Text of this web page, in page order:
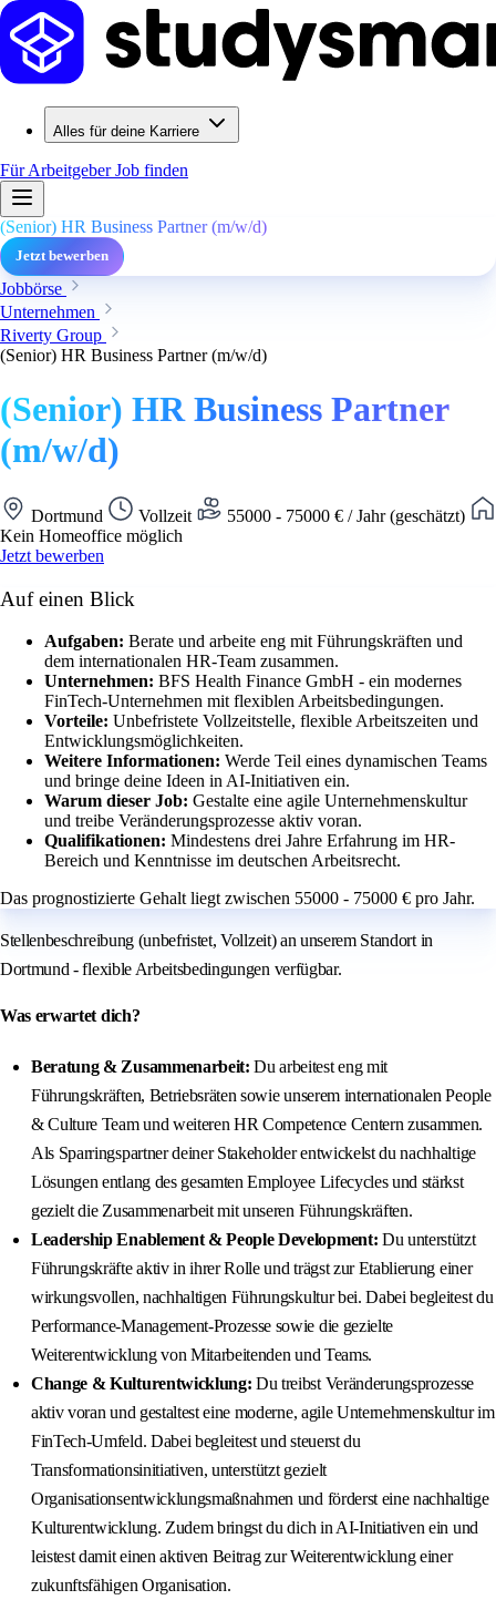
Alles für deine Karriere
Für ArbeitgeberJob finden
(Senior) HR Business Partner (m/w/d)
Jetzt bewerben
Jobbörse
Unternehmen
Riverty Group
(Senior) HR Business Partner (m/w/d)
(Senior) HR Business Partner
(m/w/d)
Dortmund Vollzeit
55000 - 75000 € / Jahr (geschätzt)
Kein Homeoffice möglich
Jetzt bewerben
Auf einen Blick
Aufgaben: Berate und arbeite eng mit Führungskräften und
dem internationalen HR-Team zusammen.
Unternehmen: BFS Health Finance GmbH - ein modernes
FinTech-Unternehmen mit flexiblen Arbeitsbedingungen.
Vorteile: Unbefristete Vollzeitstelle, flexible Arbeitszeiten und
Entwicklungsmöglichkeiten.
Weitere Informationen: Werde Teil eines dynamischen Teams
und bringe deine Ideen in AI-Initiativen ein.
Warum dieser Job: Gestalte eine agile Unternehmenskultur
und treibe Veränderungsprozesse aktiv voran.
Qualifikationen: Mindestens drei Jahre Erfahrung im HR-
Bereich und Kenntnisse im deutschen Arbeitsrecht.
Das prognostizierte Gehalt liegt zwischen 55000 - 75000 € pro Jahr.
Stellenbeschreibung (unbefristet, Vollzeit) an unserem Standort in
Dortmund - flexible Arbeitsbedingungen verfügbar.
Was erwartet dich?
Beratung & Zusammenarbeit: Du arbeitest eng mit
Führungskräften, Betriebsräten sowie unserem internationalen People
& Culture Team und weiteren HR Competence Centern zusammen.
Als Sparringspartner deiner Stakeholder entwickelst du nachhaltige
Lösungen entlang des gesamten Employee Lifecycles und stärkst
gezielt die Zusammenarbeit mit unseren Führungskräften.
Leadership Enablement & People Development: Du unterstützt
Führungskräfte aktiv in ihrer Rolle und trägst zur Etablierung einer
wirkungsvollen, nachhaltigen Führungskultur bei. Dabei begleitest du
Performance-Management-Prozesse sowie die gezielte
Weiterentwicklung von Mitarbeitenden und Teams.
Change & Kulturentwicklung: Du treibst Veränderungsprozesse
aktiv voran und gestaltest eine moderne, agile Unternehmenskultur im
FinTech-Umfeld. Dabei begleitest und steuerst du
Transformationsinitiativen, unterstützt gezielt
Organisationsentwicklungsmaßnahmen und förderst eine nachhaltige
Kulturentwicklung. Zudem bringst du dich in AI-Initiativen ein und
leistest damit einen aktiven Beitrag zur Weiterentwicklung einer
zukunftsfähigen Organisation.